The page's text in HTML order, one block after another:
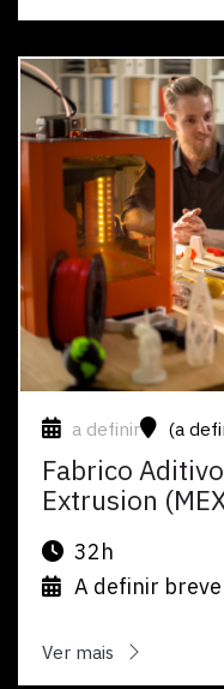
a definir (a
Fabrico
Extrusion
32h
A definir
Ver mais
Ver